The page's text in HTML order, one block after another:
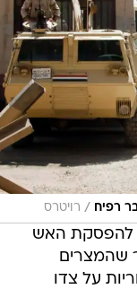
רפיח / רויטרס
להפסקת האש
שהמצרים
על צדו